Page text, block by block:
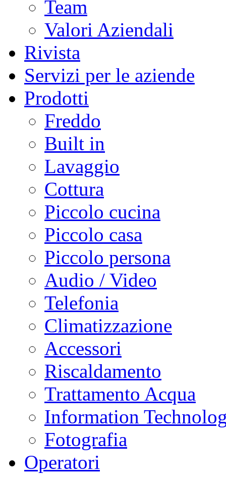
Team
Valori Aziendali
Rivista
Servizi per le aziende
Prodotti
Freddo
Built in
Lavaggio
Cottura
Piccolo cucina
Piccolo casa
Piccolo persona
Audio / Video
Telefonia
Climatizzazione
Accessori
Riscaldamento
Trattamento Acqua
Information
Fotografia
Operatori